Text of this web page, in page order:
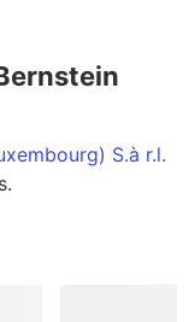
S.à r.l.